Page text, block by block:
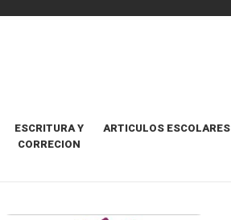
ESCRITURA Y
CORRECION
ARTICULOS ESCOLARES